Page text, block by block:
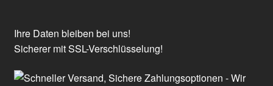
Ihre Daten bleiben bei uns!
Sicherer mit SSL-Verschlüsselung!